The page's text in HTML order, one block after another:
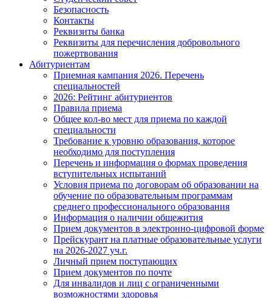
Безопасность
Контакты
Реквизиты банка
Реквизиты для перечисления добровольного
пожертвования
Абитуриентам
Приемная кампания 2026. Перечень
специальностей
2026: Рейтинг абитуриентов
Правила приема
Общее кол-во мест для приема по каждой
специальности
Требование к уровню образования, которое
необходимо для поступления
Перечень и информация о формах проведения
вступительных испытаний
Условия приема по договорам об образовании на
обучение по образовательным программам
среднего профессионального образования
Информация о наличии общежития
Прием документов в электронно-цифровой форме
Прейскурант на платные образовательные услуги
на 2026-2027 уч.г.
Личный прием поступающих
Прием документов по почте
Для инвалидов и лиц с ограниченными
возможностями здоровья